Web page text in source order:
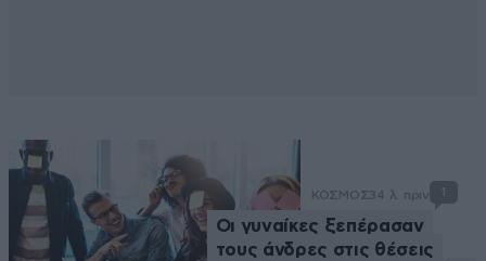
ΚΟΣΜΟΣ34 λ. πριν 1
Οι γυναίκες ξεπέρασαν
τους άνδρες στις θέσεις